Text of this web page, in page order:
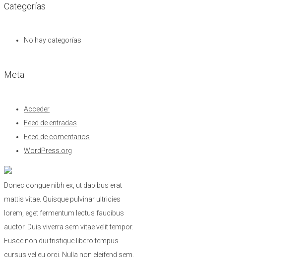
Categorías
No hay categorías
Meta
Acceder
Feed de entradas
Feed de comentarios
WordPress.org
Donec congue nibh ex, ut dapibus erat
mattis vitae. Quisque pulvinar ultricies
lorem, eget fermentum lectus faucibus
auctor. Duis viverra sem vitae velit tempor.
Fusce non dui tristique libero tempus
cursus vel eu orci. Nulla non eleifend sem.